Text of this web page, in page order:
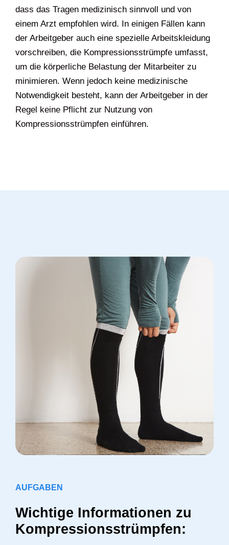
dass das Tragen medizinisch sinnvoll und von
einem Arzt empfohlen wird. In einigen Fällen kann
der Arbeitgeber auch eine spezielle Arbeitskleidung
vorschreiben, die Kompressionsstrümpfe umfasst,
um die körperliche Belastung der Mitarbeiter zu
minimieren. Wenn jedoch keine medizinische
Notwendigkeit besteht, kann der Arbeitgeber in der
Regel keine Pflicht zur Nutzung von
Kompressionsstrümpfen einführen.
AUFGABEN
Wichtige Informationen zu
Kompressionsstrümpfen: